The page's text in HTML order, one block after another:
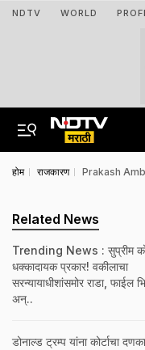
NDTV WORLD
होम राजकारण Prakash
Related News
Trending News : सुप्रीम
धक्कादायक प्रकार! वकीलाचा
सरन्यायाधीशांसमोर राडा, फाईल
अन्..
डोनाल्ड ट्रम्प यांना कोर्टाचा